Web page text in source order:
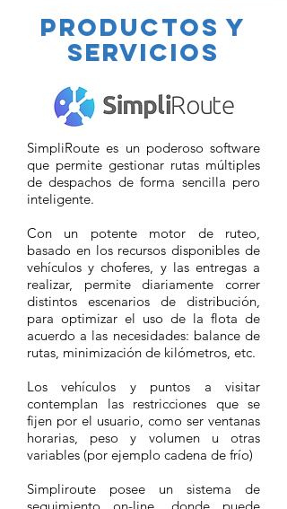
SimpliRoute es un poderoso software
que permite gestionar rutas múltiples
de despachos de forma sencilla pero
inteligente.
Con un potente motor de ruteo,
basado en los recursos disponibles de
vehículos y choferes, y las entregas a
realizar, permite diariamente correr
distintos escenarios de distribución,
para optimizar el uso de la flota de
acuerdo a las necesidades: balance de
rutas, minimización de kilómetros, etc.
Los vehículos y puntos a visitar
contemplan las restricciones que se
fijen por el usuario, como ser ventanas
horarias, peso y volumen u otras
variables (por ejemplo cadena de frío)
Simpliroute posee un sistema de
PRODUCTOS Y
SERVICIOS